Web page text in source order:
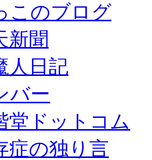
このブログ
新聞
人日記
バー
堂ドットコム
症の独り言